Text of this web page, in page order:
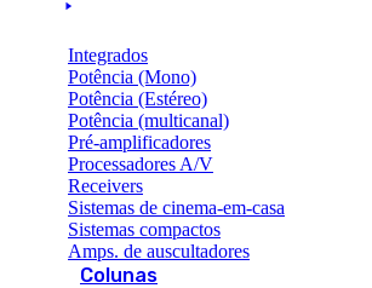
Integrados
Potência (Mono)
Potência (Estéreo)
Potência (multicanal)
Pré-amplificadores
Processadores A/V
Receivers
Sistemas de cinema-em-casa
Sistemas compactos
Amps. de auscultadores
Colunas